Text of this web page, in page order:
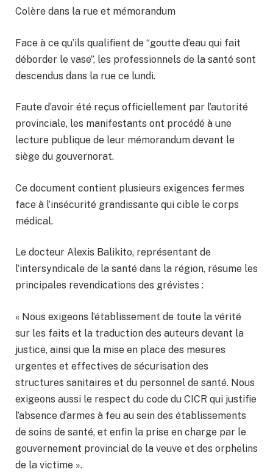
Colère dans la rue et mémorandum
Face à ce qu’ils qualifient de “goutte d’eau qui fait
déborder le vase”, les professionnels de la santé sont
descendus dans la rue ce lundi.
Faute d’avoir été reçus officiellement par l’autorité
provinciale, les manifestants ont procédé à une
lecture publique de leur mémorandum devant le
siège du gouvernorat.
Ce document contient plusieurs exigences fermes
face à l’insécurité grandissante qui cible le corps
médical.
Le docteur Alexis Balikito, représentant de
l’intersyndicale de la santé dans la région, résume les
principales revendications des grévistes :
« Nous exigeons l’établissement de toute la vérité
sur les faits et la traduction des auteurs devant la
justice, ainsi que la mise en place des mesures
urgentes et effectives de sécurisation des
structures sanitaires et du personnel de santé. Nous
exigeons aussi le respect du code du CICR qui justifie
l’absence d’armes à feu au sein des établissements
de soins de santé, et enfin la prise en charge par le
gouvernement provincial de la veuve et des orphelins
de la victime ».